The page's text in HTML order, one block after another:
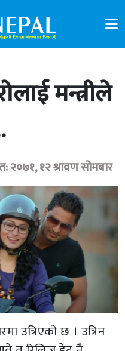
मन्त्रीले
२०७१, १२ श्रावण सोमबार
उत्रिएको छ । उत्रिन